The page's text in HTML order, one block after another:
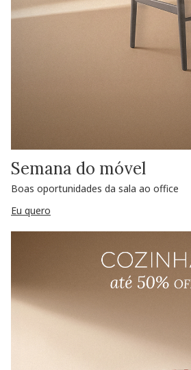
Semana do móvel
Boas oportunidades da sala ao office
Eu quero